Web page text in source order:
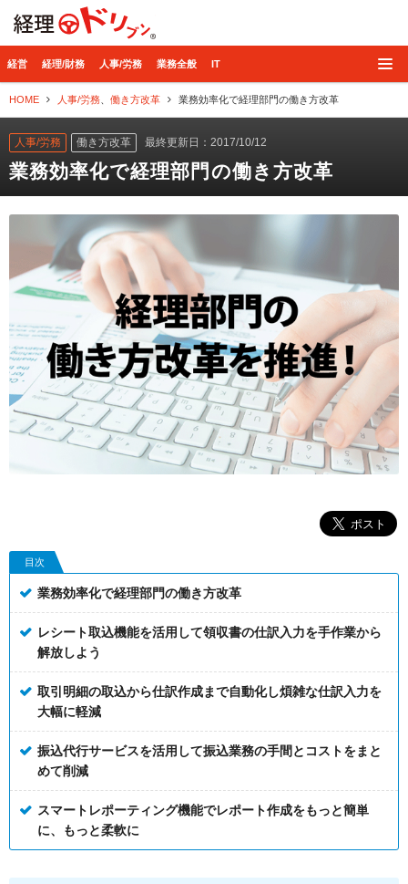
経営 経理/財務 人事/労務 業務全般 IT
HOME 人事/労務 働き方改革 業務効率化で経理部門の働き方改革
人事/労務 働き方改革 最終更新日：2017/10/12
業務効率化で経理部門の働き方改革
目次
業務効率化で経理部門の働き方改革
レシート取込機能を活用して領収書の仕訳入力を手作業から
解放しよう
取引明細の取込から仕訳作成まで自動化し煩雑な仕訳入力を
大幅に軽減
振込代行サービスを活用して振込業務の手間とコストをまと
めて削減
スマートレポーティング機能でレポート作成をもっと簡単
に、もっと柔軟に